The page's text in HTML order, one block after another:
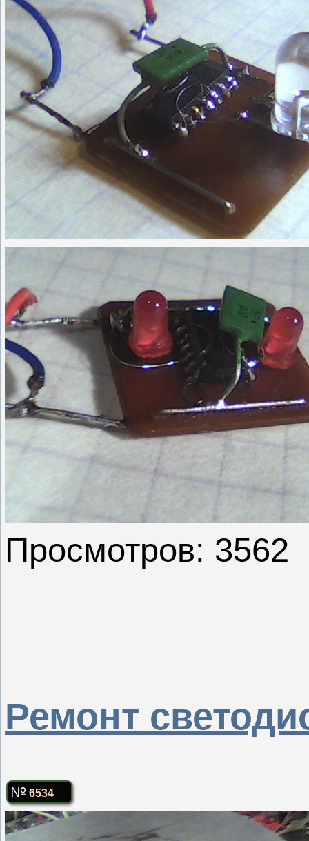
Просмотров: 3562
Ремонт
6534